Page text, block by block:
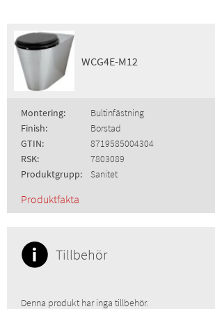
WCG4E-M12
Montering:
Bultinfästning
Finish:
Borstad
GTIN:
8719585004304
RSK:
7803089
Produktgrupp:
Sanitet
Produktfakta
Tillbehör
Denna produkt har inga tillbehör.